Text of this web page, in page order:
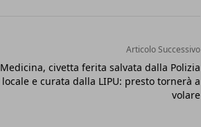
Articolo Successivo
Medicina, civetta ferita salvata dalla Polizia
locale e curata dalla LIPU: presto tornerà a
volare